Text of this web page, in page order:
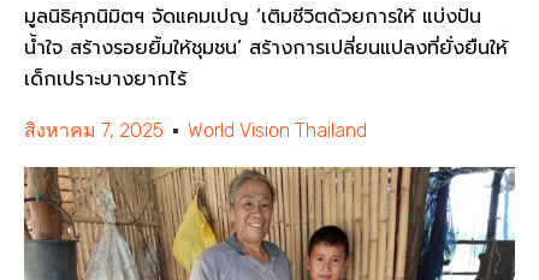
มูลนิธิศุภนิมิตฯ จัดแคมเปญ ‘เติมชีวิตด้วยการให้ แบ่งปัน
น้ำใจ สร้างรอยยิ้มให้ชุมชน’ สร้างการเปลี่ยนแปลงที่ยั่งยืนให้
เด็กเปราะบางยากไร้
สิงหาคม 7, 2025 World Vision Thailand